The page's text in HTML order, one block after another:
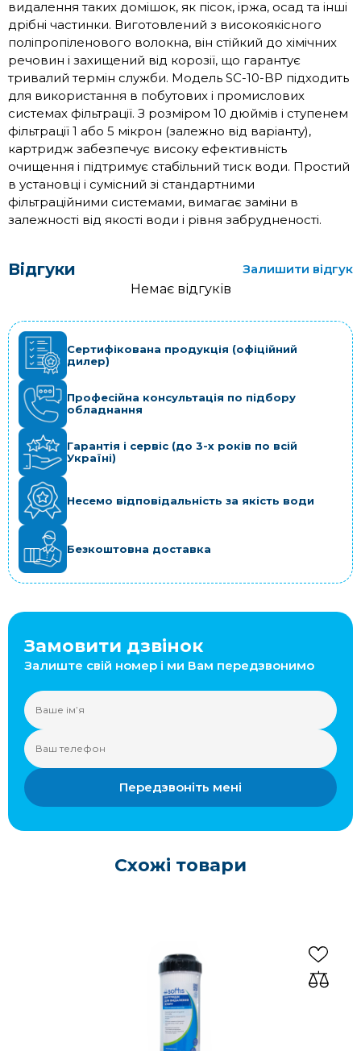
видалення таких домішок, як пісок, іржа, осад та інші
дрібні частинки. Виготовлений з високоякісного
поліпропіленового волокна, він стійкий до хімічних
речовин і захищений від корозії, що гарантує
тривалий термін служби. Модель SC-10-BP підходить
для використання в побутових і промислових
системах фільтрації. З розміром 10 дюймів і ступенем
фільтрації 1 або 5 мікрон (залежно від варіанту),
картридж забезпечує високу ефективність
очищення і підтримує стабільний тиск води. Простий
в установці і сумісний зі стандартними
фільтраційними системами, вимагає заміни в
залежності від якості води і рівня забрудненості.
Відгуки
Залишити відгук
Немає відгуків
Сертифікована продукція (офіційний
дилер)
Професійна консультація по підбору
обладнання
Гарантія і сервіс (до 3-х років по всій
Україні)
Несемо відповідальність за якість води
Безкоштовна доставка
Замовити дзвінок
Залиште свій номер і ми Вам передзвонимо
Передзвоніть мені
Схожі товари